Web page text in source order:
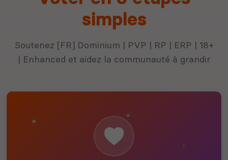
simples
Soutenez [FR] Dominium | PVP | RP | ERP | 18+
| Enhanced et aidez la communauté à grandir